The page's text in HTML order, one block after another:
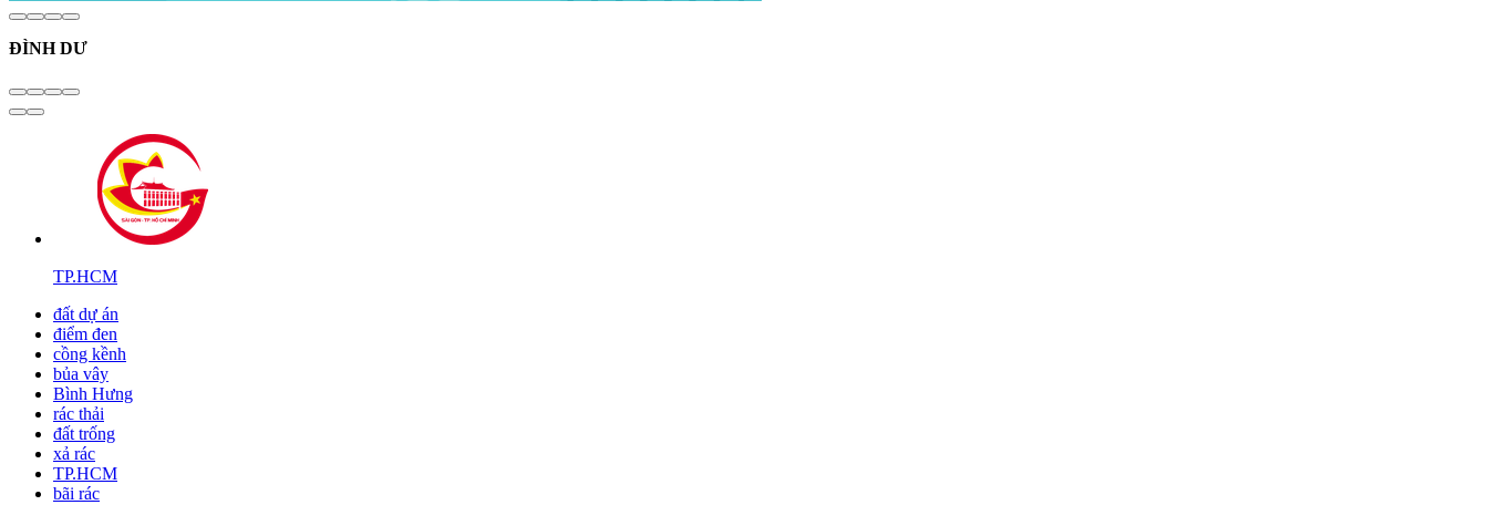
ĐÌNH DƯ
TP.HCM
đất dự án
điểm đen
cồng kềnh
bủa vây
Bình Hưng
rác thải
đất trống
xả rác
TP.HCM
bãi rác